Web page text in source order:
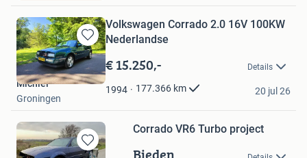
Bewaren
in
Mijn
Favorieten
Volkswagen Corrado 2.0 16V 100KW
Nederlandse
€ 15.250,- Details
1994 177.366 km
Michiel
Groningen
20 jul 26
Bewaren
Corrado VR6 Turbo project